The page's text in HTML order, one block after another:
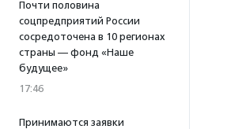
Почти половина
соцпредприятий России
сосредоточена в 10 регионах
страны — фонд «Наше
будущее»
17:46
Принимаются заявки